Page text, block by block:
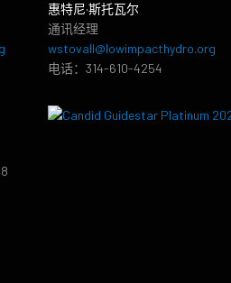
惠特尼·斯托瓦尔
通讯经理
wstovall@lowimpacthydro.org
电话：314-610-4254